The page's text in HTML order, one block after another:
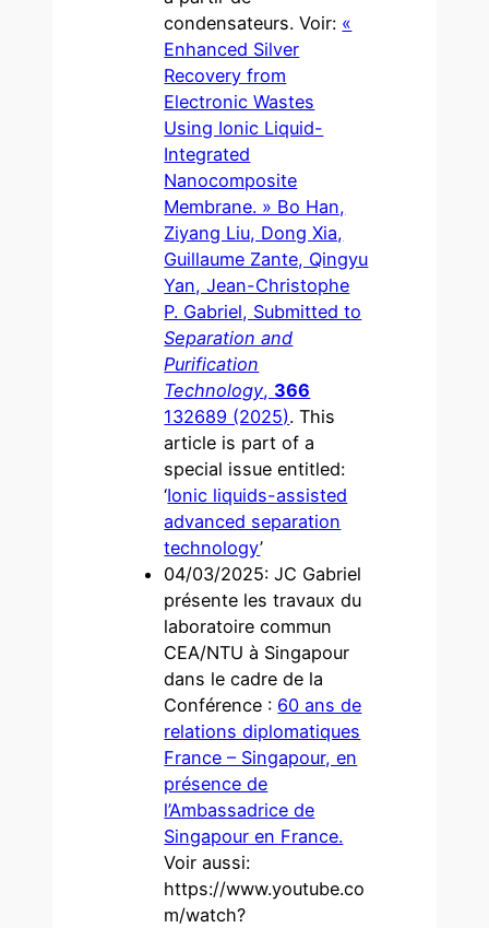
condensateurs. Voir: «
Enhanced Silver
Recovery from
Electronic Wastes
Using Ionic Liquid-
Integrated
Nanocomposite
Membrane. » Bo Han,
Ziyang Liu, Dong Xia,
Guillaume Zante, Qingyu
Yan, Jean-Christophe
P. Gabriel, Submitted to
Separation and
Purification
Technology, 366
132689 (2025). This
article is part of a
special issue entitled:
‘Ionic liquids-assisted
advanced separation
technology’
04/03/2025: JC Gabriel
présente les travaux du
laboratoire commun
CEA/NTU à Singapour
dans le cadre de la
Conférence : 60 ans de
relations diplomatiques
France – Singapour, en
présence de
l’Ambassadrice de
Singapour en France.
Voir aussi:
https://www.youtube.co
m/watch?